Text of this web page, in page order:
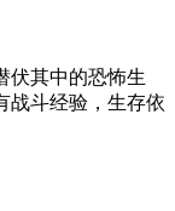
伏其中的恐怖生
战斗经验，生存依